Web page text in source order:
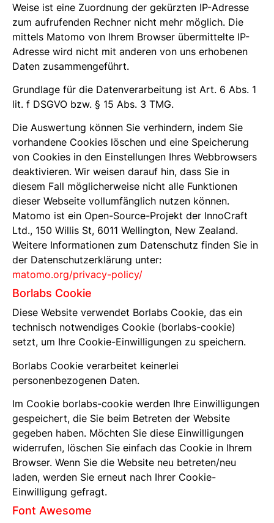
Weise ist eine Zuordnung der gekürzten IP-Adresse
zum aufrufenden Rechner nicht mehr möglich. Die
mittels Matomo von Ihrem Browser übermittelte IP-
Adresse wird nicht mit anderen von uns erhobenen
Daten zusammengeführt.
Grundlage für die Datenverarbeitung ist Art. 6 Abs. 1
lit. f DSGVO bzw. § 15 Abs. 3 TMG.
Die Auswertung können Sie verhindern, indem Sie
vorhandene Cookies löschen und eine Speicherung
von Cookies in den Einstellungen Ihres Webbrowsers
deaktivieren. Wir weisen darauf hin, dass Sie in
diesem Fall möglicherweise nicht alle Funktionen
dieser Webseite vollumfänglich nutzen können.
Matomo ist ein Open-Source-Projekt der InnoCraft
Ltd., 150 Willis St, 6011 Wellington, New Zealand.
Weitere Informationen zum Datenschutz finden Sie in
der Datenschutzerklärung unter:
matomo.org/privacy-policy/
Borlabs Cookie
Diese Website verwendet Borlabs Cookie, das ein
technisch notwendiges Cookie (borlabs-cookie)
setzt, um Ihre Cookie-Einwilligungen zu speichern.
Borlabs Cookie verarbeitet keinerlei
personenbezogenen Daten.
Im Cookie borlabs-cookie werden Ihre Einwilligungen
gespeichert, die Sie beim Betreten der Website
gegeben haben. Möchten Sie diese Einwilligungen
widerrufen, löschen Sie einfach das Cookie in Ihrem
Browser. Wenn Sie die Website neu betreten/neu
laden, werden Sie erneut nach Ihrer Cookie-
Einwilligung gefragt.
Font Awesome